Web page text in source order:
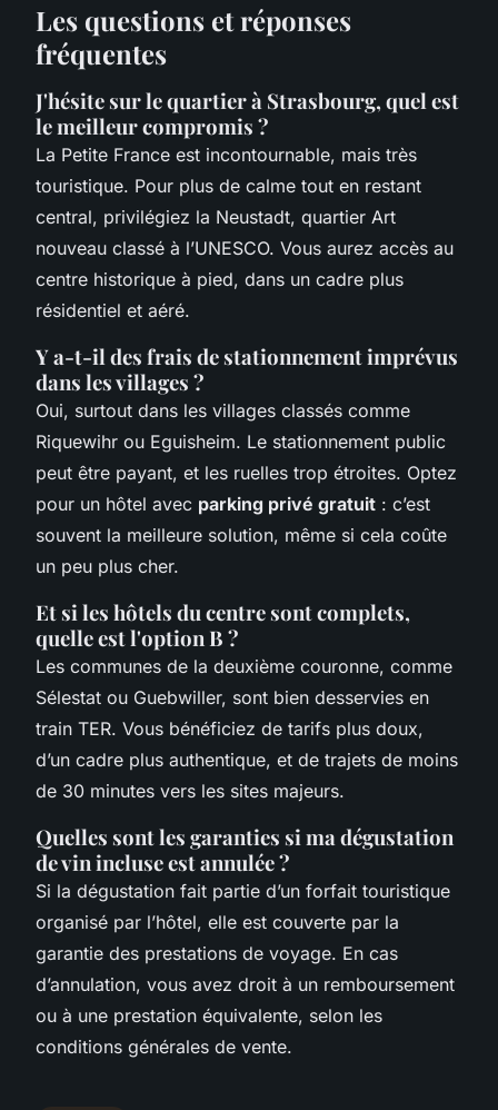
Les questions et réponses
fréquentes
J'hésite sur le quartier à Strasbourg, quel est
le meilleur compromis ?
La Petite France est incontournable, mais très
touristique. Pour plus de calme tout en restant
central, privilégiez la Neustadt, quartier Art
nouveau classé à l’UNESCO. Vous aurez accès au
centre historique à pied, dans un cadre plus
résidentiel et aéré.
Y a-t-il des frais de stationnement imprévus
dans les villages ?
Oui, surtout dans les villages classés comme
Riquewihr ou Eguisheim. Le stationnement public
peut être payant, et les ruelles trop étroites. Optez
pour un hôtel avec parking privé gratuit : c’est
souvent la meilleure solution, même si cela coûte
un peu plus cher.
Et si les hôtels du centre sont complets,
quelle est l'option B ?
Les communes de la deuxième couronne, comme
Sélestat ou Guebwiller, sont bien desservies en
train TER. Vous bénéficiez de tarifs plus doux,
d’un cadre plus authentique, et de trajets de moins
de 30 minutes vers les sites majeurs.
Quelles sont les garanties si ma dégustation
de vin incluse est annulée ?
Si la dégustation fait partie d’un forfait touristique
organisé par l’hôtel, elle est couverte par la
garantie des prestations de voyage. En cas
d’annulation, vous avez droit à un remboursement
ou à une prestation équivalente, selon les
conditions générales de vente.